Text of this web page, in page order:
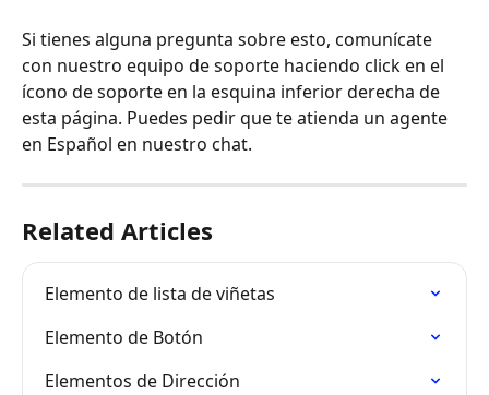
Si tienes alguna pregunta sobre esto, comunícate
con nuestro equipo de soporte haciendo click en el
ícono de soporte en la esquina inferior derecha de
esta página. Puedes pedir que te atienda un agente
en Español en nuestro chat.
Related Articles
Elemento de lista de viñetas
Elemento de Botón
Elementos de Dirección